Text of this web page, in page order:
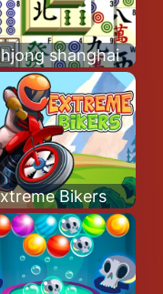
shanghai
Bikers